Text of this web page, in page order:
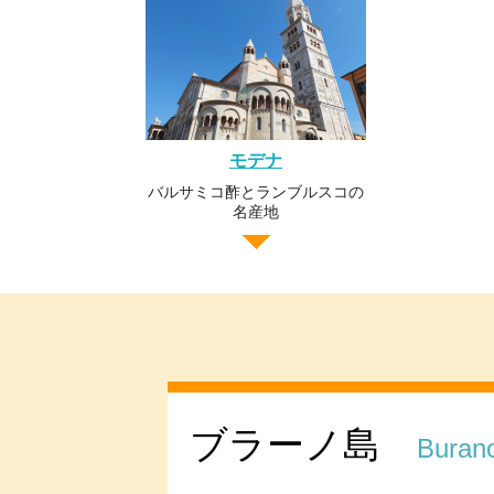
モデナ
バルサミコ酢とランブルスコの
名産地
ブラーノ島